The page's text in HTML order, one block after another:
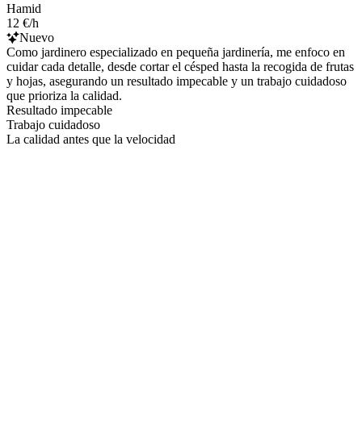
Hamid
12 €/h
Nuevo
Como jardinero especializado en pequeña jardinería, me enfoco en
cuidar cada detalle, desde cortar el césped hasta la recogida de frutas
y hojas, asegurando un resultado impecable y un trabajo cuidadoso
que prioriza la calidad.
Resultado impecable
Trabajo cuidadoso
La calidad antes que la velocidad